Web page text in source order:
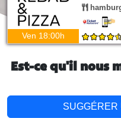
Ven 18:00h
Est-ce qu'il nous